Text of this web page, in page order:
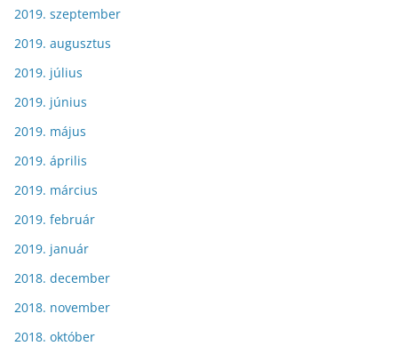
2019. szeptember
2019. augusztus
2019. július
2019. június
2019. május
2019. április
2019. március
2019. február
2019. január
2018. december
2018. november
2018. október